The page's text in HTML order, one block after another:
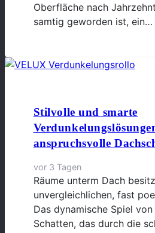
Oberfläche nach
samtig geworden ist, ein…
Stilvolle und smarte
anspruchsvolle
vor 3 Tagen
Räume unterm Dach
unvergleichlichen, fast
Das dynamische Spiel
Schatten, das durch die